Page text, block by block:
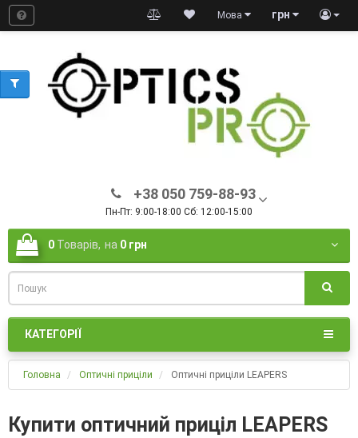
грн
Мова
+38 050 759-88-93
Пн-Пт: 9:00-18:00 Сб: 12:00-15:00
0 Товарів, на 0 грн
КАТЕГОРІЇ
Головна Оптичні приціли Оптичні приціли LEAPERS
Купити оптичний приціл LEAPERS